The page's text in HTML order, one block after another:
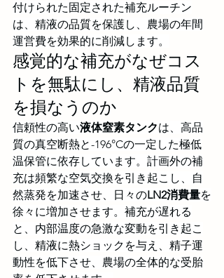
付けられた固定された補充ルーチン
は、精液の品質を保護し、農場の年間
運営費を効果的に削減します。
感覚的な補充がなぜコス
トを無駄にし、精液品質
を損なうのか
信頼性の高い液体窒素タンクは、高品
質の真空断熱と-196°Cの一定した極低
温保管に依存しています。計画外の補
充は頻繁な空気交換を引き起こし、自
然蒸発を加速させ、日々のLN2消費量を
徐々に増加させます。補充が遅れる
と、内部温度の急激な変動を引き起こ
し、精液に熱ショックを与え、精子運
動性を低下させ、農場の全体的な受胎